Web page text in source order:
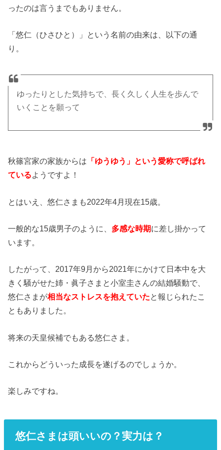
ったのは言うまでもありません。
「悠仁（ひさひと）」という名前の由来は、以下の通
り。
ゆったりとした気持ちで、長く久しく人生を歩んで
いくことを願って
秋篠宮家の家族からは 「ゆうゆう」という愛称で呼ばれ
ているようですよ！
とはいえ、悠仁さまも2022年4月現在15歳。
一般的な15歳男子のように、 多感な時期に差し掛かって
います。
したがって、2017年9月から2021年にかけて日本中を大
きく騒がせた姉・眞子さまと小室圭さんの結婚騒動で、
悠仁さまが相当なストレスを抱えていたと報じられたこ
ともありました。
将来の天皇候補でもある悠仁さま。
これからどういった成長を遂げるのでしょうか。
楽しみですね。
悠仁さまは頭いいの？実力は？